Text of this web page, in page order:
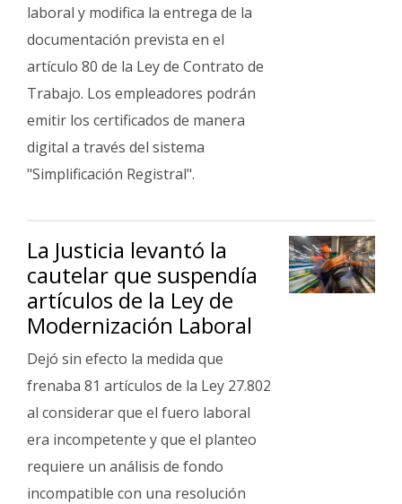
laboral y modifica la entrega de la
documentación prevista en el
artículo 80 de la Ley de Contrato de
Trabajo. Los empleadores podrán
emitir los certificados de manera
digital a través del sistema
"Simplificación Registral".
La Justicia levantó la
cautelar que suspendía
artículos de la Ley de
Modernización Laboral
Dejó sin efecto la medida que
frenaba 81 artículos de la Ley 27.802
al considerar que el fuero laboral
era incompetente y que el planteo
requiere un análisis de fondo
incompatible con una resolución